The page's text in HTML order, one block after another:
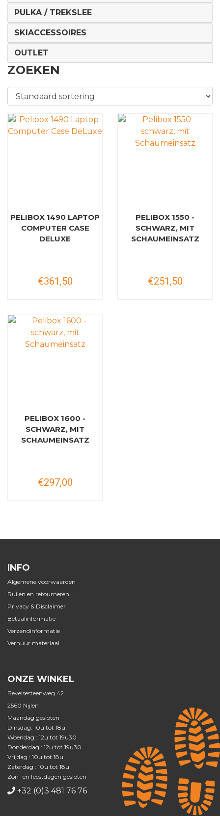
PULKA / TREKSLEE
SKIACCESSOIRES
OUTLET
ZOEKEN
PELIBOX 1490 LAPTOP
COMPUTER CASE
DELUXE
€361,50
PELIBOX 1550 -
SCHWARZ, MIT
SCHAUMEINSATZ
€251,50
PELIBOX 1600 -
SCHWARZ, MIT
SCHAUMEINSATZ
€297,00
INFO
Algemene voorwaarden
Ruilen en retourneren
Privacy & Disclaimer
Betaalinformatie
Verzendinformatie
Verhuur materiaal
ONZE WINKEL
Bevelsesteenweg 42
2560 Nijlen
Maandag gesloten
Dinsdag: 10u tot 18u
Woendag : 12u tot 19u30
Donderdag : 12u tot 19u30
Vrijdag : 10u tot 18u
Zaterdag : 10u tot 18u
Zon- en feestdagen gesloten
+32 (0)3 481 76 76